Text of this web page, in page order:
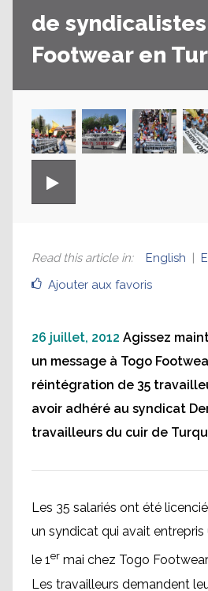
de
Footwear en
Ajouter aux favoris
Read this article in: English
26 juillet, 2012 Agissez
un message à Togo
réintégration de 35
avoir adhéré au syndicat
travailleurs du cuir de
Les 35 salariés ont été
un syndicat qui avait
le 1er mai chez Togo
Les travailleurs demandent